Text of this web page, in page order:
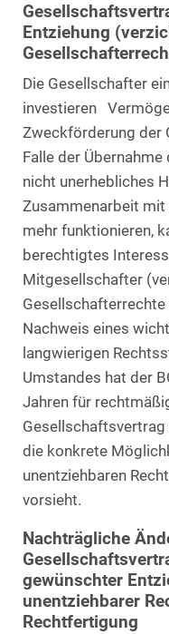
Entziehung
Die Gesellschafter
investieren
Zweckförderung der
Falle der
nicht unerhebliches
Zusammenarbeit
mehr funktionieren,
berechtigtes
Mitgesellschafter
Gesellschafterrechte
Nachweis eines
langwierigen
Umstandes hat der
Jahren für
die konkrete
unentziehbaren
vorsieht.
Nachträgliche
gewünschter
unentziehbarer
Rechtfertigung